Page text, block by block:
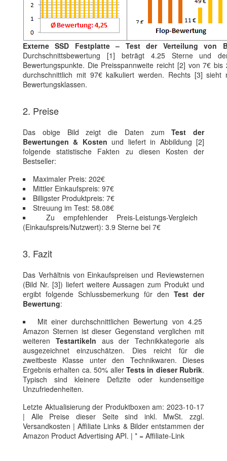
Externe SSD Festplatte – Test der Verteilung von
Durchschnittsbewertung [1] beträgt 4.25 Sterne und
Bewertungspunkte. Die Preisspannweite reicht [2] von 7€
durchschnittlich mit 97€ kalkuliert werden. Rechts [3]
Bewertungsklassen.
2. Preise
Das obige Bild zeigt die Daten zumTest der
Bewertungen & Kosten und liefert in Abbildung [2]
folgende statistische Fakten zu diesen Kosten der
Bestseller:
Maximaler Preis: 202€
Mittler Einkaufspreis: 97€
Billigster Produktpreis: 7€
Streuung im Test: 58.08€
Zu empfehlender Preis-Leistungs-Vergleich
(Einkaufspreis/Nutzwert): 3.9 Sterne bei 7€
3. Fazit
Das Verhältnis von Einkaufspreisen und Reviewsternen
(Bild Nr. [3]) liefert weitere Aussagen zum Produkt und
ergibt folgende Schlussbemerkung für den Test der
Bewertung:
Mit einer durchschnittlichen Bewertung von 4.25
Amazon Sternen ist dieser Gegenstand verglichen mit
weiteren Testartikeln aus der Technikkategorie als
ausgezeichnet einzuschätzen. Dies reicht für die
zweitbeste Klasse unter den Technikwaren. Dieses
Ergebnis erhalten ca. 50% aller Tests in dieser Rubrik.
Typisch sind kleinere Defizite oder kundenseitige
Unzufriedenheiten.
Letzte Aktualisierung der Produktboxen am: 2023-10-17
| Alle Preise dieser Seite sind inkl. MwSt. zzgl.
Versandkosten | Affiliate Links & Bilder entstammen der
Amazon Product Advertising API. | * = Affiliate-Link